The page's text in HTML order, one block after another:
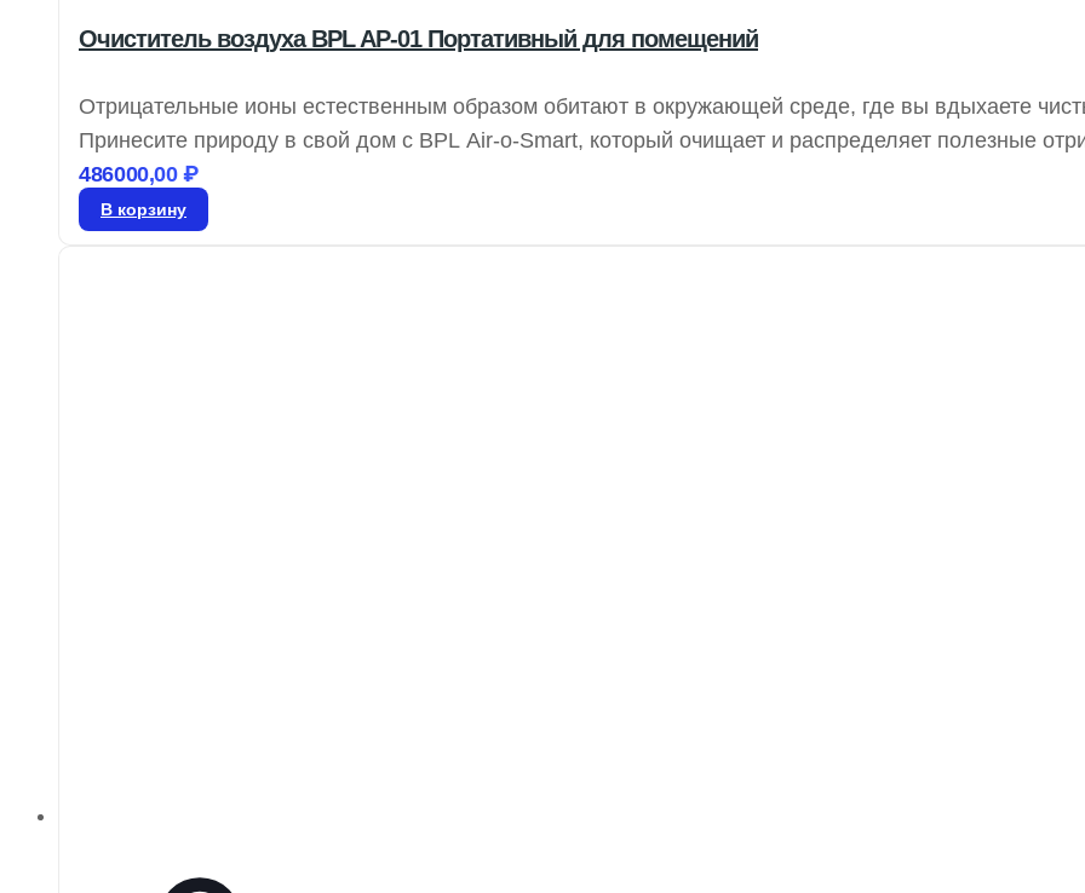
Очиститель воздуха BPL AP-01 Портативный для помещений
Отрицательные ионы естественным образом обитают в окружающей среде, где вы вдыхаете
Принесите природу в свой дом с BPL Air-o-Smart, который очищает и распределяет полезные
ионы, обеспечивая свежий воздух в любых условиях — дома или на работе. Нейтрализуя
радикалы и ускоряя клеточный обмен, отрицательные ионы способствуют вашему благополучию.
486000,00₽
В корзину